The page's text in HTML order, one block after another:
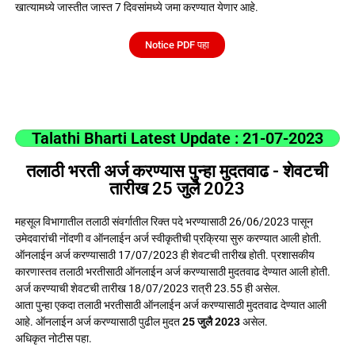
खात्यामध्ये जास्तीत जास्त 7 दिवसांमध्ये जमा करण्यात येणार आहे.
Notice PDF पहा
Talathi Bharti Latest Update : 21-07-2023
तलाठी भरती अर्ज करण्यास पुन्हा मुदतवाढ - शेवटची
तारीख 25 जुलै 2023
महसूल विभागातील तलाठी संवर्गातील रिक्त पदे भरण्यासाठी 26/06/2023 पासून
उमेदवारांची नोंदणी व ऑनलाईन अर्ज स्वीकृतीची प्रक्रिया सुरु करण्यात आली होती.
ऑनलाईन अर्ज करण्यासाठी 17/07/2023 ही शेवटची तारीख होती. प्रशासकीय
कारणास्तव तलाठी भरतीसाठी ऑनलाईन अर्ज करण्यासाठी मुदतवाढ देण्यात आली होती.
अर्ज करण्याची शेवटची तारीख 18/07/2023 रात्री 23.55 ही असेल.
आता पुन्हा एकदा तलाठी भरतीसाठी ऑनलाईन अर्ज करण्यासाठी मुदतवाढ देण्यात आली
आहे. ऑनलाईन अर्ज करण्यासाठी पुढील मुदत25 जुलै 2023असेल.
अधिकृत नोटीस पहा.